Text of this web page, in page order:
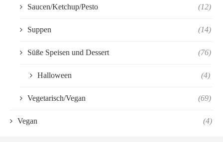
Saucen/Ketchup/Pesto (12)
Suppen (14)
Süße Speisen und Dessert (76)
Halloween (4)
Vegetarisch/Vegan (69)
Vegan (4)